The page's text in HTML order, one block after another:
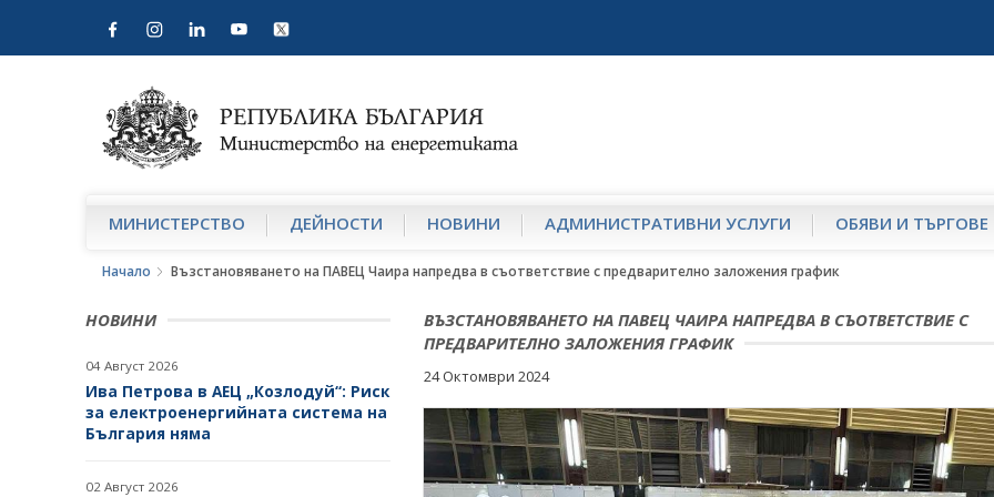
МИНИСТЕРСТВО ДЕЙНОСТИ НОВИНИ АДМИНИСТРАТИВНИ УСЛУГИ ОБЯВИ И ТЪРГОВЕ
Начало Възстановяването на ПАВЕЦ Чаира напредва в съответствие с предварително заложения график
НОВИНИ
04 Август 2026
Ива Петрова в АЕЦ „Козлодуй“: Риск
за електроенергийната система на
България няма
02 Август 2026
ВЪЗСТАНОВЯВАНЕТО НА ПАВЕЦ ЧАИРА НАПРЕДВА В СЪОТВЕТСТВИЕ С
ПРЕДВАРИТЕЛНО ЗАЛОЖЕНИЯ ГРАФИК
24 Октомври 2024